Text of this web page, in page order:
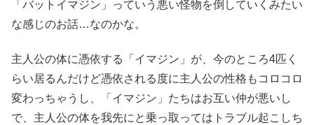
「バットイマジン」っていう悪い怪物を倒していくみたい
な感じのお話…なのかな。
主人公の体に憑依する「イマジン」が、今のところ4匹く
らい居るんだけど憑依される度に主人公の性格もコロコロ
変わっちゃうし、「イマジン」たちはお互い仲が悪いし
で、主人公の体を我先にと乗っ取ってはトラブル起こしち